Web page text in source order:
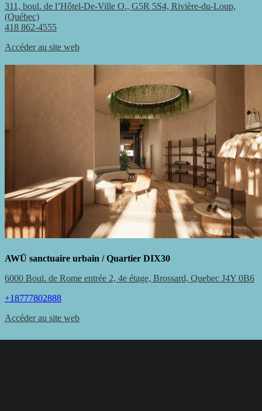
311, boul. de l’Hôtel-De-Ville O., G5R 5S4, Rivière-du-Loup,
(Québec)
418 862-4555
Accéder au site web
AWŪ sanctuaire urbain / Quartier DIX30
6000 Boul. de Rome entrée 2, 4e étage, Brossard, Quebec J4Y 0B6
+18777802888
Accéder au site web